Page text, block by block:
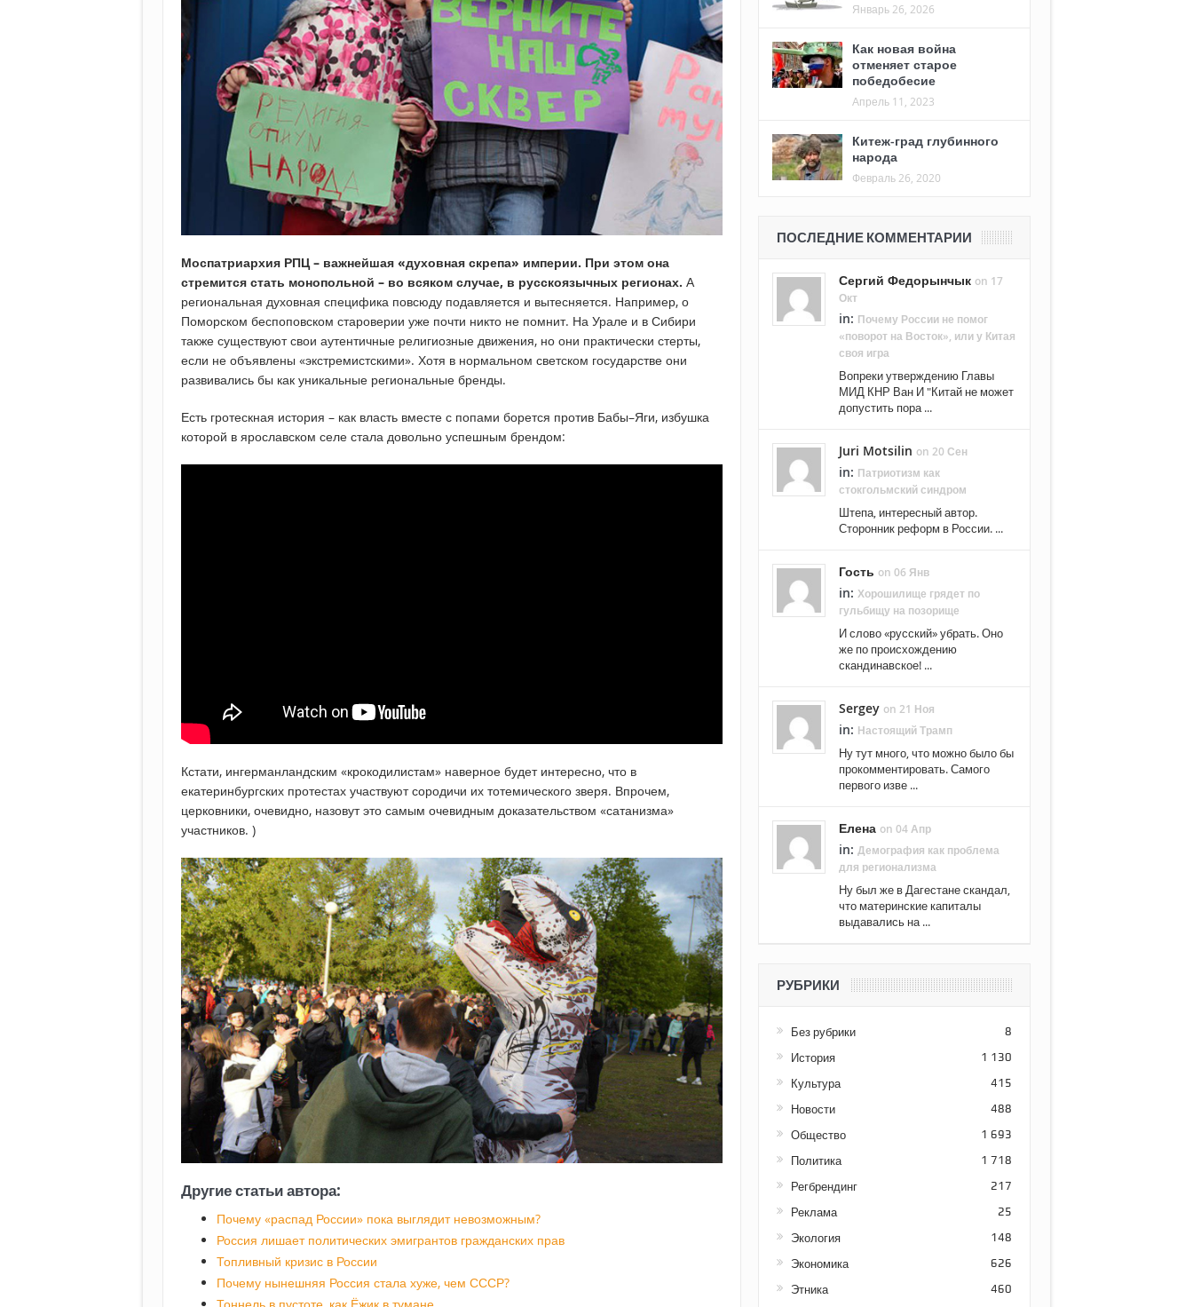
Моспатриархия РПЦ – важнейшая «духовная скрепа» империи. При этом она
стремится стать монопольной – во всяком случае, в русскоязычных регионах. А
региональная духовная специфика повсюду подавляется и вытесняется. Например, о
Поморском беспоповском староверии уже почти никто не помнит. На Урале и в Сибири
также существуют свои аутентичные религиозные движения, но они практически стерты,
если не объявлены «экстремистскими». Хотя в нормальном светском государстве они
развивались бы как уникальные региональные бренды.
Есть гротескная история – как власть вместе с попами борется против Бабы–Яги, избушка
которой в ярославском селе стала довольно успешным брендом:
Кстати, ингерманландским «крокодилистам» наверное будет интересно, что в
екатеринбургских протестах участвуют сородичи их тотемического зверя. Впрочем,
церковники, очевидно, назовут это самым очевидным доказательством «сатанизма»
участников. )
Другие статьи автора:
Почему «распад России» пока выглядит невозможным?
Россия лишает политических эмигрантов гражданских прав
Топливный кризис в России
Почему нынешняя Россия стала хуже, чем СССР?
Январь 26, 2026
Как новая война
отменяет старое
победобесие
Апрель 11, 2023
Китеж-град глубинного
народа
Февраль 26, 2020
ПОСЛЕДНИЕ КОММЕНТАРИИ
Сергий Федорынчык on 17
Окт
in: Почему России не помог
«поворот на Восток», или у Китая
своя игра
Вопреки утверждению Главы
МИД КНР Ван И "Китай не может
допустить пора ...
Juri Motsilin on 20 Сен
in: Патриотизм как
стокгольмский синдром
Штепа, интересный автор.
Сторонник реформ в России. ...
Гость on 06 Янв
in: Хорошилище грядет по
гульбищу на позорище
И слово «русский» убрать. Оно
же по происхождению
скандинавское! ...
Sergey on 21 Ноя
in: Настоящий Трамп
Ну тут много, что можно было бы
прокомментировать. Самого
первого изве ...
Елена on 04 Апр
in: Демография как проблема
для регионализма
Ну был же в Дагестане скандал,
что материнские капиталы
выдавались на ...
РУБРИКИ
Без рубрики 8
История 1 130
Культура 415
Новости 488
Общество 1 693
Политика 1 718
Регбрендинг 217
Реклама 25
Экология 148
Экономика 626
Этника 460